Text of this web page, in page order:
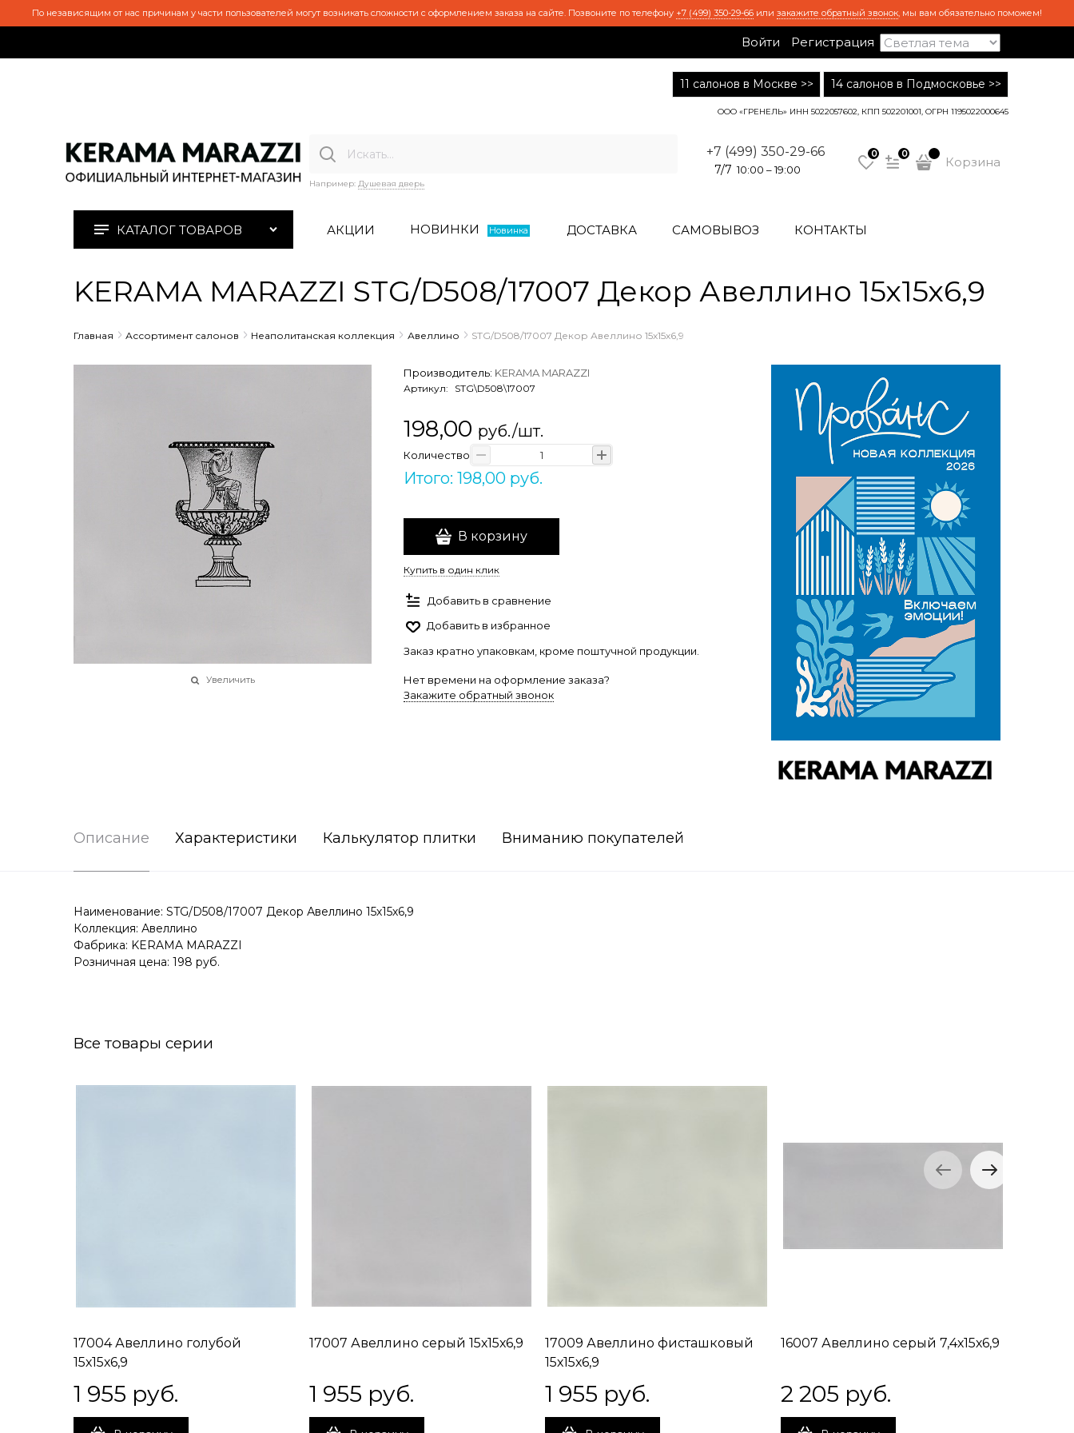
По независящим от нас причинам у части пользователей могут возникать сложности с оформлением заказа на сайте. Позвоните по телефону +7 (499) 350-29-66 или закажите обратный звонок, мы вам обязательно поможем!
Войти Регистрация
11 салонов в Москве >> 14 салонов в Подмосковье >>
ООО «ГРЕНЕЛЬ» ИНН 5022057602, КПП 502201001, ОГРН 1195022000645
Например: Душевая дверь
+7 (499) 350-29-66
7/7 10:00 – 19:00
0 0
Корзина
КАТАЛОГ ТОВАРОВ АКЦИИ НОВИНКИ Новинка ДОСТАВКА САМОВЫВОЗ КОНТАКТЫ
KERAMA MARAZZI STG/D508/17007 Декор Авеллино 15х15х6,9
Главная Ассортимент салонов Неаполитанская коллекция Авеллино STG/D508/17007 Декор Авеллино 15х15х6,9
Увеличить
Производитель: KERAMA MARAZZI
Артикул: STG\D508\17007
198,00 руб./шт.
Количество
Итого: 198,00 руб.
В корзину
Купить в один клик
Добавить в сравнение
Добавить в избранное
Заказ кратно упаковкам, кроме поштучной продукции.
Нет времени на оформление заказа?
Закажите обратный звонок
Описание Характеристики Калькулятор плитки Вниманию покупателей
Наименование: STG/D508/17007 Декор Авеллино 15х15х6,9
Коллекция: Авеллино
Фабрика: KERAMA MARAZZI
Розничная цена: 198 руб.
Все товары серии
17004 Авеллино голубой
15х15х6,9
1 955 руб.
17007 Авеллино серый 15х15х6,9
1 955 руб.
17009 Авеллино фисташковый
15х15х6,9
1 955 руб.
16007 Авеллино серый 7,4х15х6,9
2 205 руб.